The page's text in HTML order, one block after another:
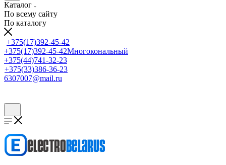
Каталог
По всему сайту
По каталогу
+375(17)392-45-42
+375(17)392-45-42Многокональный
+375(44)741-32-23
+375(33)386-36-23
6307007@mail.ru